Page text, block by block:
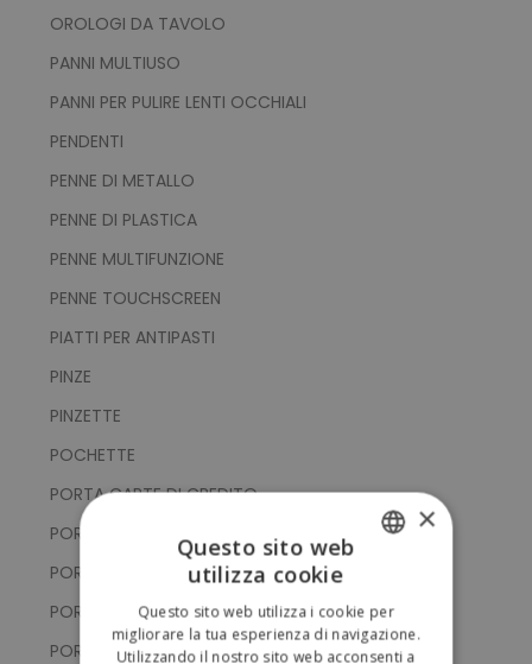
OROLOGI DA TAVOLO
PANNI MULTIUSO
PANNI PER PULIRE LENTI OCCHIALI
PENDENTI
PENNE DI METALLO
PENNE DI PLASTICA
PENNE MULTIFUNZIONE
PENNE TOUCHSCREEN
PIATTI PER ANTIPASTI
PINZE
PINZETTE
POCHETTE
PORTA CARTE DI CREDITO
PORTA CELLULARE
PORTACHIAVI CON GETTONE
PORTACHIAVI CON PUNTATORE TOUCH
PORTACHIAVI CON SUPPORTO SMARTPHONE
ENGLISH
×
Questo sito web
utilizza cookie
Questo sito web utilizza i cookie per
migliorare la tua esperienza di navigazione.
Utilizzando il nostro sito web acconsenti a